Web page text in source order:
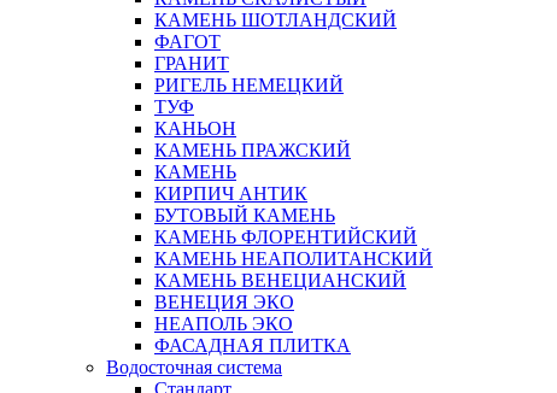
КАМЕНЬ ШОТЛАНДСКИЙ
ФАГОТ
ГРАНИТ
РИГЕЛЬ НЕМЕЦКИЙ
ТУФ
КАНЬОН
КАМЕНЬ ПРАЖСКИЙ
КАМЕНЬ
КИРПИЧ АНТИК
БУТОВЫЙ КАМЕНЬ
КАМЕНЬ ФЛОРЕНТИЙСКИЙ
КАМЕНЬ НЕАПОЛИТАНСКИЙ
КАМЕНЬ ВЕНЕЦИАНСКИЙ
ВЕНЕЦИЯ ЭКО
НЕАПОЛЬ ЭКО
ФАСАДНАЯ ПЛИТКА
Водосточная система
Стандарт